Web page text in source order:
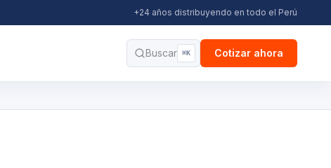
+24 años distribuyendo en todo el Perú
Buscar ⌘K Cotizar ahora